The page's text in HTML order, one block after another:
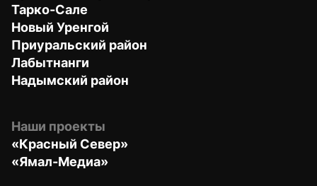
Тарко-Сале
Новый Уренгой
Приуральский район
Лабытнанги
Надымский район
Наши проекты
«Красный Север»
«Ямал-Медиа»